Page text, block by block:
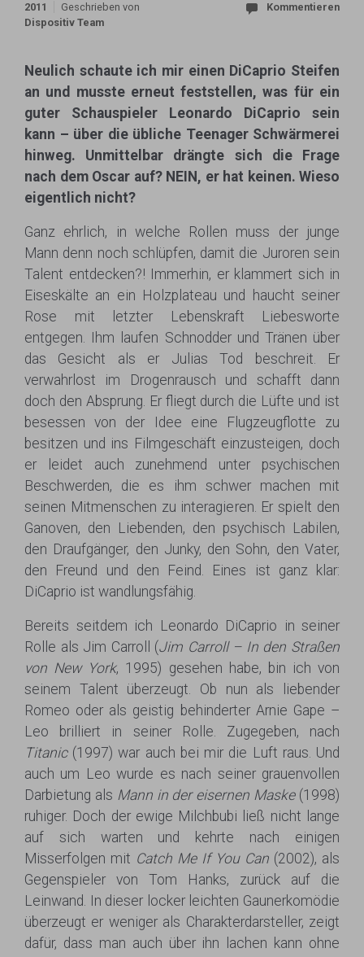
2011
Geschrieben von
Dispositiv Team
Kommentieren
Neulich schaute ich mir einen DiCaprio Steifen
an und musste erneut feststellen, was für ein
guter Schauspieler Leonardo DiCaprio sein
kann – über die übliche Teenager Schwärmerei
hinweg. Unmittelbar drängte sich die Frage
nach dem Oscar auf? NEIN, er hat keinen. Wieso
eigentlich nicht?
Ganz ehrlich, in welche Rollen muss der junge
Mann denn noch schlüpfen, damit die Juroren sein
Talent entdecken?! Immerhin, er klammert sich in
Eiseskälte an ein Holzplateau und haucht seiner
Rose mit letzter Lebenskraft Liebesworte
entgegen. Ihm laufen Schnodder und Tränen über
das Gesicht als er Julias Tod beschreit. Er
verwahrlost im Drogenrausch und schafft dann
doch den Absprung. Er fliegt durch die Lüfte und ist
besessen von der Idee eine Flugzeugflotte zu
besitzen und ins Filmgeschäft einzusteigen, doch
er leidet auch zunehmend unter psychischen
Beschwerden, die es ihm schwer machen mit
seinen Mitmenschen zu interagieren. Er spielt den
Ganoven, den Liebenden, den psychisch Labilen,
den Draufgänger, den Junky, den Sohn, den Vater,
den Freund und den Feind. Eines ist ganz klar:
DiCaprio ist wandlungsfähig.
Bereits seitdem ich Leonardo DiCaprio in seiner
Rolle als Jim Carroll (Jim Carroll – In den Straßen
von New York, 1995) gesehen habe, bin ich von
seinem Talent überzeugt. Ob nun als liebender
Romeo oder als geistig behinderter Arnie Gape –
Leo brilliert in seiner Rolle. Zugegeben, nach
Titanic (1997) war auch bei mir die Luft raus. Und
auch um Leo wurde es nach seiner grauenvollen
Darbietung als Mann in der eisernen Maske(1998)
ruhiger. Doch der ewige Milchbubi ließ nicht lange
auf sich warten und kehrte nach einigen
Misserfolgen mit Catch Me If You Can (2002), als
Gegenspieler von Tom Hanks, zurück auf die
Leinwand. In dieser locker leichten Gaunerkomödie
überzeugt er weniger als Charakterdarsteller, zeigt
dafür, dass man auch über ihn lachen kann ohne